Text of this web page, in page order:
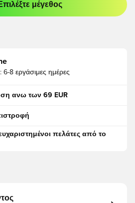
συνδεθείτε ή να εγγραφείτε ως
μέγεθος
6-8 εργάσιμες ημέρες
ανω των 69 EUR
πελάτες από το